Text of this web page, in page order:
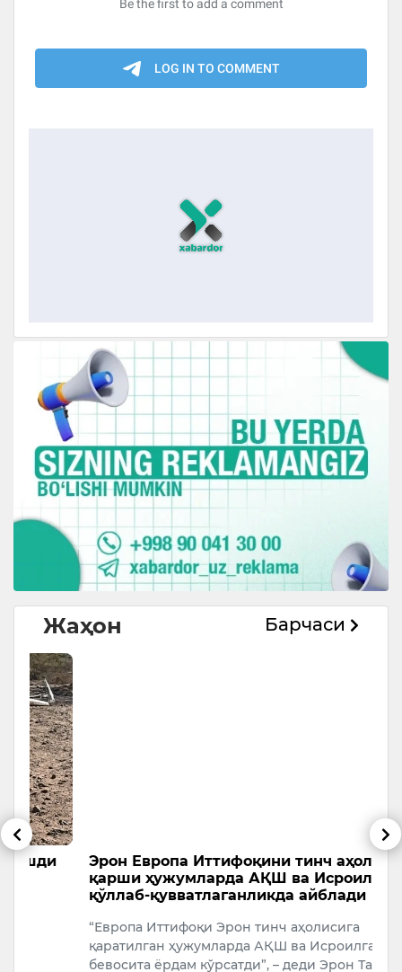
Жаҳон Барчаси
Эрон Европа Иттифоқини тинч аҳолига
қарши ҳужумларда АҚШ ва Исроилни
қўллаб-қувватлаганликда айблади
“Европа Иттифоқи Эрон тинч аҳолисига
қаратилган ҳужумларда АҚШ ва Исроилга
бевосита ёрдам кўрсатди”, – деди Эрон Ташқи